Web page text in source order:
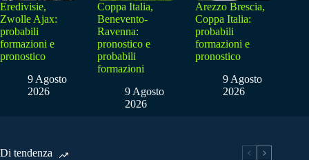
Eredivisie,
Zwolle Ajax:
probabili
formazioni e
pronostico
9 Agosto
2026
Coppa Italia,
Benevento-
Ravenna:
pronostico e
probabili
formazioni
9 Agosto
2026
Arezzo Brescia,
Coppa Italia:
probabili
formazioni e
pronostico
9 Agosto
2026
Di tendenza